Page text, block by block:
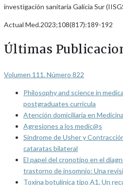
investigación sanitaria Galicia Sur
Actual Med.2023;108(817):189-192
Últimas
Volumen 111. Número 822
Philosophy and science in
postgraduates curricula
Atención domiciliaria en
Agresiones a los medic@s
Síndrome de Usher y
cataratas bilateral
El papel del cronotipo en el
trastorno de insomnio: Una
Toxina botulínica tipo A1. Un